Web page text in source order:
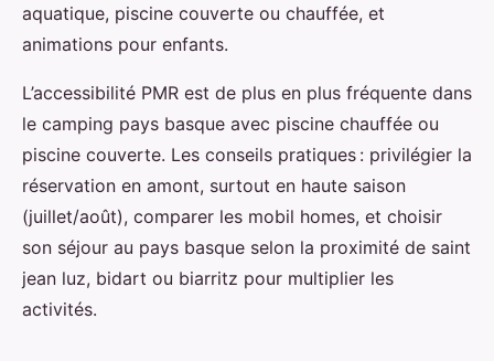
aquatique, piscine couverte ou chauffée, et
animations pour enfants.
L’accessibilité PMR est de plus en plus fréquente dans
le camping pays basque avec piscine chauffée ou
piscine couverte. Les conseils pratiques : privilégier la
réservation en amont, surtout en haute saison
(juillet/août), comparer les mobil homes, et choisir
son séjour au pays basque selon la proximité de saint
jean luz, bidart ou biarritz pour multiplier les
activités.